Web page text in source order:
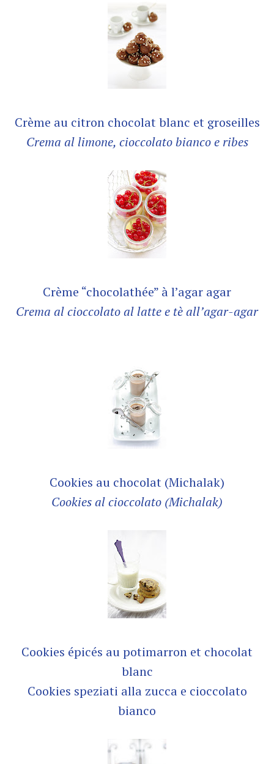
Crème au citron chocolat blanc et groseilles
Crema al limone, cioccolato bianco e ribes
Crème “chocolathée” à l’agar agar
Crema al cioccolato al latte e tè all’agar-agar
Cookies au chocolat (Michalak)
Cookies al cioccolato (Michalak)
Cookies épicés au potimarron et chocolat
blanc
Cookies speziati alla zucca e cioccolato
bianco